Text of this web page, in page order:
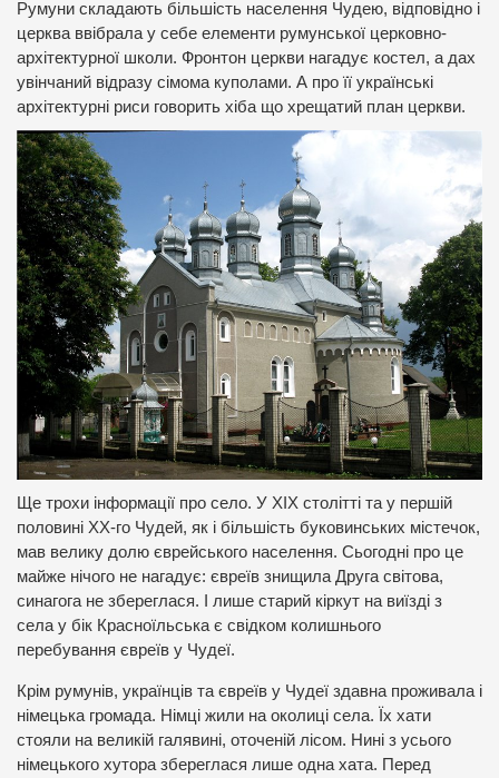
Румуни складають більшість населення Чудею, відповідно і
церква ввібрала у себе елементи румунської церковно-
архітектурної школи. Фронтон церкви нагадує костел, а дах
увінчаний відразу сімома куполами. А про її українські
архітектурні риси говорить хіба що хрещатий план церкви.
Ще трохи інформації про село. У ХІХ столітті та у першій
половині ХХ-го Чудей, як і більшість буковинських містечок,
мав велику долю єврейського населення. Сьогодні про це
майже нічого не нагадує: євреїв знищила Друга світова,
синагога не збереглася. І лише старий кіркут на виїзді з
села у бік Красноїльська є свідком колишнього
перебування євреїв у Чудеї.
Крім румунів, українців та євреїв у Чудеї здавна проживала і
німецька громада. Німці жили на околиці села. Їх хати
стояли на великій галявині, оточеній лісом. Нині з усього
німецького хутора збереглася лише одна хата. Перед